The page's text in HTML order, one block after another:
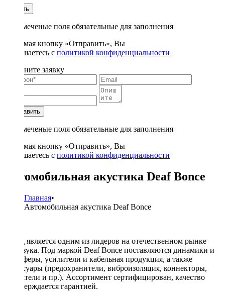
Купить
* - отмеченые поля обязательные для заполнения
Нажимая кнопку «Отправить», Вы
соглашаетесь с политикой конфиденциальности
Заполните заявку
Отправить
* - отмеченые поля обязательные для заполнения
Нажимая кнопку «Отправить», Вы
соглашаетесь с политикой конфиденциальности
Автомобильная акустика Deaf Bonce
Главная•
Автомобильная акустика Deaf Bonce
Бренд является одним из лидеров на отечественном рынке
автозвука. Под маркой Deaf Bonce поставляются динамики и
сабвуферы, усилители и кабельная продукция, а также
аксессуары (предохранители, виброизоляция, коннекторы,
держатели и пр.). Ассортимент сертифицирован, качество
подтверждается гарантией.